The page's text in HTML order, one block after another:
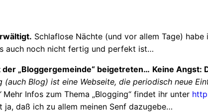
Schlaflose Nächte (und vor allem Tage)
auch noch nicht fertig und perfekt ist…
„Bloggergemeinde“ beigetreten… Keine Angst:
(auch Blog) ist eine Webseite, die periodisch neue
Mehr Infos zum Thema „Blogging“ findet ihr unter
daß ich zu allem meinen Senf dazugebe…